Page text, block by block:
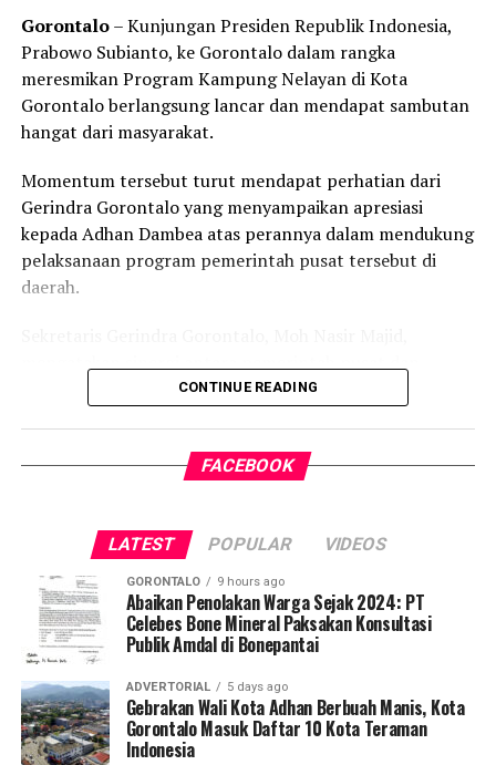
Gorontalo– Kunjungan Presiden Republik Indonesia,
Prabowo Subianto, ke Gorontalo dalam rangka
meresmikan Program Kampung Nelayan di Kota
Gorontalo berlangsung lancar dan mendapat sambutan
hangat dari masyarakat.
Momentum tersebut turut mendapat perhatian dari
Gerindra Gorontalo yang menyampaikan apresiasi
kepada Adhan Dambea atas perannya dalam mendukung
pelaksanaan program pemerintah pusat tersebut di
daerah.
pemerintah daerah menjadi faktor penting dalam
nelayan.
Dambea dalam memfasilitasi serta mendukung Program
Kampung Nelayan di Kota Gorontalo. Kehadiran
Presiden Prabowo meresmikan langsung program ini
menjadi kebanggaan bagi masyarakat Gorontalo,” ujar
Moh Nasir Majid.
CONTINUE READING
FACEBOOK
LATEST POPULAR VIDEOS
GORONTALO 9 hours ago
Abaikan Penolakan Warga Sejak 2024: PT
Celebes Bone Mineral Paksakan Konsultasi
Publik Amdal di Bonepantai
ADVERTORIAL 5 days ago
Gebrakan Wali Kota Adhan Berbuah Manis, Kota
Gorontalo Masuk Daftar 10 Kota Teraman
Indonesia